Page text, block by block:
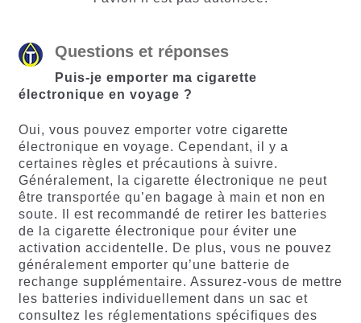
Questions et réponses
Puis-je emporter ma cigarette
électronique en voyage ?
Oui, vous pouvez emporter votre cigarette
électronique en voyage. Cependant, il y a
certaines règles et précautions à suivre.
Généralement, la cigarette électronique ne peut
être transportée qu’en bagage à main et non en
soute. Il est recommandé de retirer les batteries
de la cigarette électronique pour éviter une
activation accidentelle. De plus, vous ne pouvez
généralement emporter qu’une batterie de
rechange supplémentaire. Assurez-vous de mettre
les batteries individuellement dans un sac et
consultez les réglementations spécifiques des